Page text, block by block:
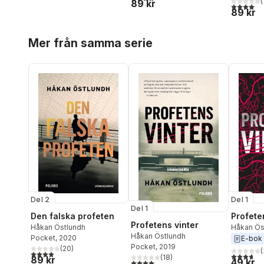
89 kr
4,1utav 5
89 kr
Mer från samma serie
Del 2
Den falska profeten
Håkan Östlundh
Pocket, 2020
3,9utav 5 stjärnor. Totalt antal röster:
(20)
89 kr
Del 1
Profetens vinter
Håkan Östlundh
Pocket, 2019
4,1utav 5 stjärnor. Totalt antal röster:
(18)
Del 1
Håkan
E-bok
3,7utav 5(